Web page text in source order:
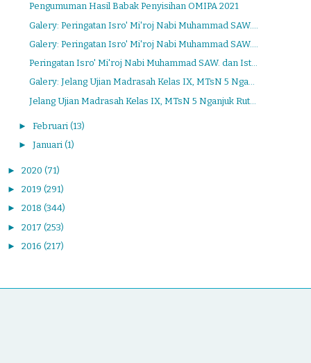
Pengumuman Hasil Babak Penyisihan OMIPA 2021
Galery: Peringatan Isro' Mi'roj Nabi Muhammad SAW....
Galery: Peringatan Isro' Mi'roj Nabi Muhammad SAW....
Peringatan Isro' Mi'roj Nabi Muhammad SAW. dan Ist...
Galery: Jelang Ujian Madrasah Kelas IX, MTsN 5 Nga...
Jelang Ujian Madrasah Kelas IX, MTsN 5 Nganjuk Rut...
► Februari (13)
► Januari (1)
► 2020 (71)
► 2019 (291)
► 2018 (344)
► 2017 (253)
► 2016 (217)